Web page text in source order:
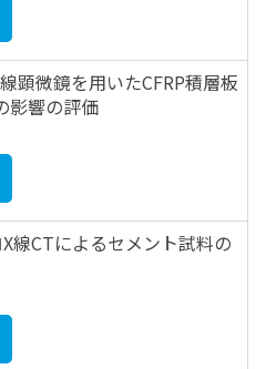
顕微鏡を用いたCFRP積層板
影響の評価
線CTによるセメント試料の